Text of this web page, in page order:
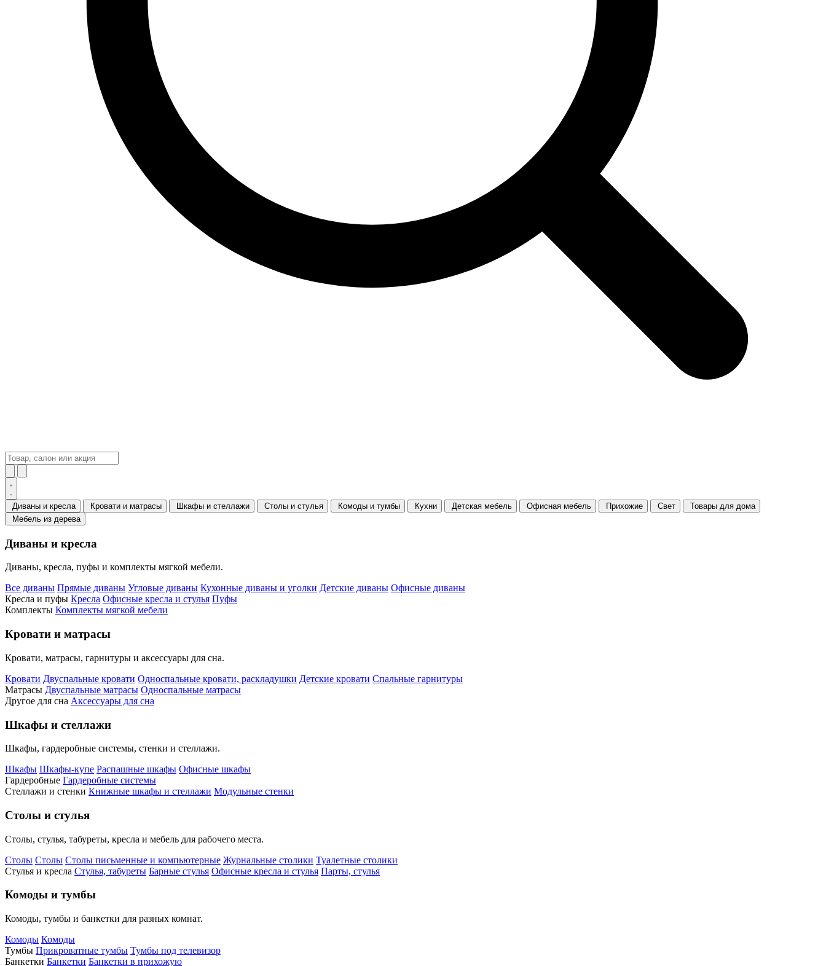
Диваны и кресла Кровати и матрасы Шкафы и стеллажи Столы и стулья Комоды и тумбы Кухни Детская мебель Офисная мебель Прихожие Свет
Товары для дома
Мебель из дерева
Диваны и кресла
Диваны, кресла, пуфы и комплекты мягкой мебели.
Все диваны Прямые диваны Угловые диваны Кухонные диваны и уголки Детские диваны Офисные диваны
Кресла и пуфы Кресла Офисные кресла и стулья Пуфы
Комплекты Комплекты мягкой мебели
Кровати и матрасы
Кровати, матрасы, гарнитуры и аксессуары для сна.
Кровати Двуспальные кровати Односпальные кровати, раскладушки Детские кровати Спальные гарнитуры
Матрасы Двуспальные матрасы Односпальные матрасы
Другое для сна Аксессуары для сна
Шкафы и стеллажи
Шкафы, гардеробные системы, стенки и стеллажи.
Шкафы Шкафы-купе Распашные шкафы Офисные шкафы
Гардеробные Гардеробные системы
Стеллажи и стенки Книжные шкафы и стеллажи Модульные стенки
Столы и стулья
Столы, стулья, табуреты, кресла и мебель для рабочего места.
Столы Столы Столы письменные и компьютерные Журнальные столики Туалетные столики
Стулья и кресла Стулья, табуреты Барные стулья Офисные кресла и стулья Парты, стулья
Комоды и тумбы
Комоды, тумбы и банкетки для разных комнат.
Комоды Комоды
Тумбы Прикроватные тумбы Тумбы под телевизор
Банкетки Банкетки Банкетки в прихожую